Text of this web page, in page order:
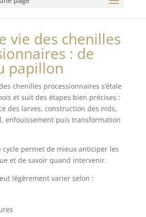
vie des chenilles
: de
papillon
chenilles processionnaires s’étale
et suit des étapes bien précises :
des larves, construction des nids,
enfouissement puis transformation
cycle permet de mieux anticiper les
et de savoir quand intervenir.
légèrement varier selon :